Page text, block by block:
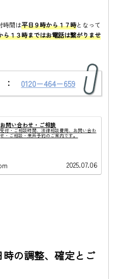
時間は平日９時から１７時となって
ら１３時まではお電話は繋がりませ
： 0120−464−659
お問い合わせ・ご相談
受付・ご相談時間、法律相談費用、お問い合わ
せ・ご相談・来所予約のご案内です。
2025.07.06
時の調整、確定とご